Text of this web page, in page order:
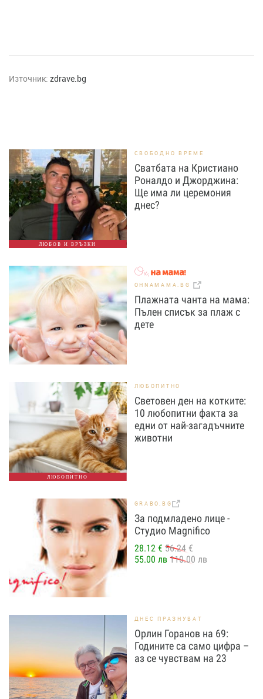
Източник: zdrave.bg
ЛЮБОВ И ВРЪЗКИ
СВОБОДНО ВРЕМЕ
Сватбата на Кристиано
Роналдо и Джорджина:
Ще има ли церемония
днес?
OHNAMAMA.BG
Плажната чанта на мама:
Пълен списък за плаж с
дете
ЛЮБОПИТНО
ЛЮБОПИТНО
Световен ден на котките:
10 любопитни факта за
едни от най-загадъчните
животни
GRABO.BG
За подмладено лице -
Студио Magnifico
28.12 € 56.24 €
55.00 лв 110.00 лв
ДНЕС ПРАЗНУВАТ
Орлин Горанов на 69:
Годините са само цифра –
аз се чувствам на 23